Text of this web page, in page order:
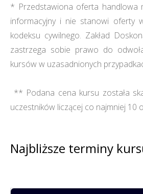
* Przedstawiona oferta handlowa
informacyjny i nie stanowi oferty
kodeksu cywilnego. Zakład
zastrzega sobie prawo do
kursów w uzasadnionych
** Podana cena kursu została
uczestników liczącej co najmniej 10
Najbliższe terminy